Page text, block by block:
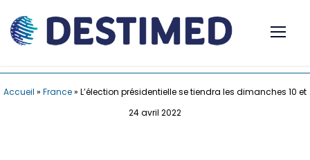
Accueil » France» L’élection présidentielle se tiendra les dimanches 10 et
24 avril 2022